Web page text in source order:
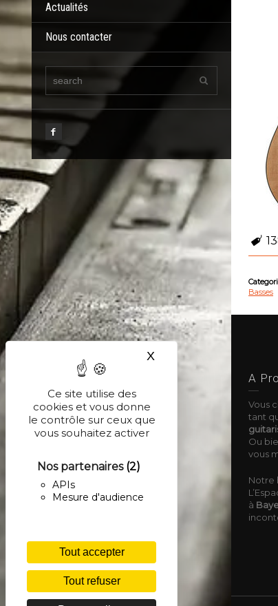
Ce site utilise des
cookies et vous donne
le contrôle sur ceux que
vous souhaitez activer
Nos partenaires (2)
APIs
Mesure d'audience
Tout accepter
Tout refuser
X Masquer le bandeau
Actualités
Nous contacter
Basses
A
Vous
tant
Ou
vous
Notre
à